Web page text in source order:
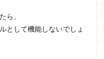
ら、
として機能しないでしょ